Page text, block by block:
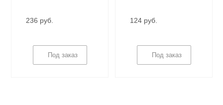
236 руб.
Под заказ
124 руб.
Под заказ